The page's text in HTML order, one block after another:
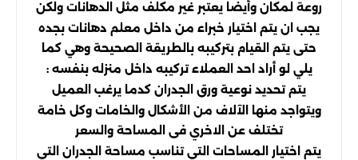
روعة لمكان وأيضا يعتبر غير مكلف مثل الدهانات ولكن
يجب ان يتم اختيار خبراء من داخل معلم دهانات بجده
حتى يتم القيام بتركيبه بالطريقة الصحيحة وهي كما
يلي لو أراد احد العملاء تركيبه داخل منزله بنفسه :
يتم تحديد نوعية ورق الجدران كدما يرغب العميل
ويتواجد منها الآلاف من الأشكال والخامات وكل خامة
تختلف عن الاخري فى المساحة والسعر
يتم اختيار المساحات التي تناسب مساحة الجدران التي